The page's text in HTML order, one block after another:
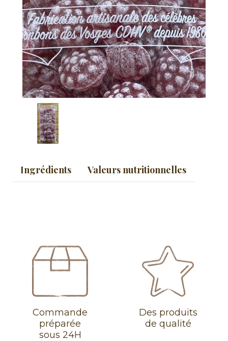
Ingrédients Valeurs nutritionnelles
Commande
préparée
sous 24H
Des produits
de qualité